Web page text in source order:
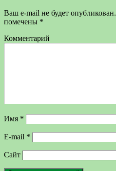
Ваш e-mail не будет опубликован.
помечены *
Комментарий
Имя *
E-mail *
Сайт